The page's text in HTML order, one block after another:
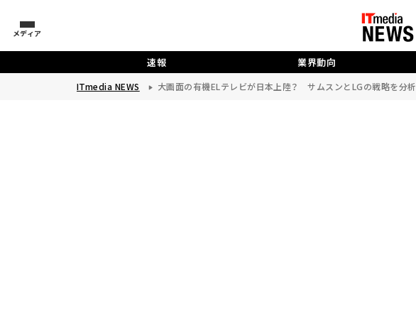
メディア
速報 業界動向
ITmedia NEWS 大画面の有機ELテレビが日本上陸？ サムスンとLGの戦略を分析